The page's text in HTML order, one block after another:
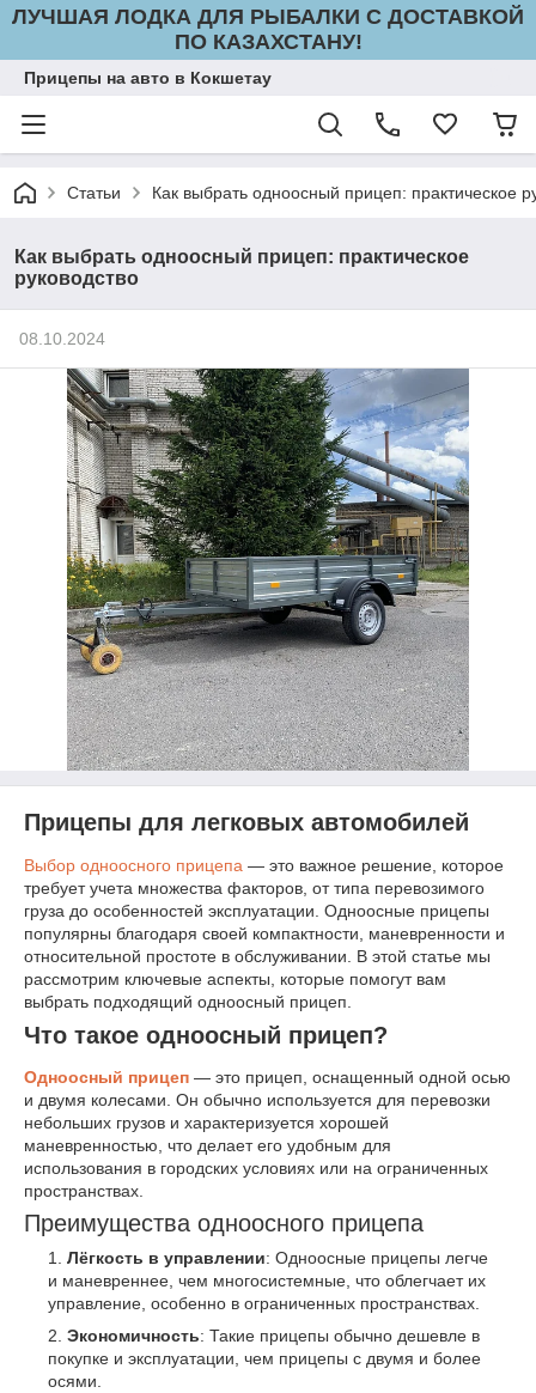
ЛУЧШАЯ ЛОДКА ДЛЯ РЫБАЛКИ С ДОСТАВКОЙ
ПО КАЗАХСТАНУ!
Прицепы на авто в Кокшетау
Статьи Как выбрать одноосный прицеп: практическое
Как выбрать одноосный прицеп: практическое
руководство
08.10.2024
Прицепы для легковых автомобилей
Выбор одноосного прицепа — это важное решение, которое
требует учета множества факторов, от типа перевозимого
груза до особенностей эксплуатации. Одноосные прицепы
популярны благодаря своей компактности, маневренности и
относительной простоте в обслуживании. В этой статье мы
рассмотрим ключевые аспекты, которые помогут вам
выбрать подходящий одноосный прицеп.
Что такое одноосный прицеп?
Одноосный прицеп — это прицеп, оснащенный одной осью
и двумя колесами. Он обычно используется для перевозки
небольших грузов и характеризуется хорошей
маневренностью, что делает его удобным для
использования в городских условиях или на ограниченных
пространствах.
Преимущества одноосного прицепа
Лёгкость в управлении: Одноосные прицепы легче
и маневреннее, чем многосистемные, что облегчает их
управление, особенно в ограниченных пространствах.
Экономичность: Такие прицепы обычно дешевле в
покупке и эксплуатации, чем прицепы с двумя и более
осями.